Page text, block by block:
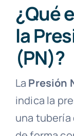
¿Qué
la
(PN)?
La Presión
indica la
una